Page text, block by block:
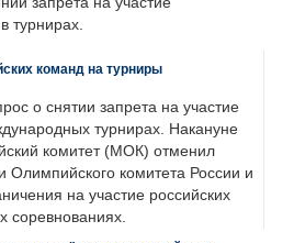
турнирах.
команд на турниры
о снятии запрета на участие
турнирах. Накануне
комитет (МОК) отменил
Олимпийского комитета России и
на участие российских
соревнованиях.